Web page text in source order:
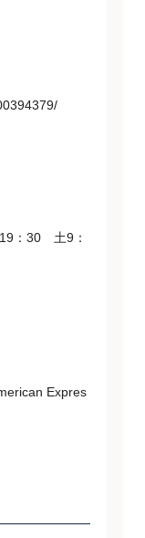
：30 土9：
Expres